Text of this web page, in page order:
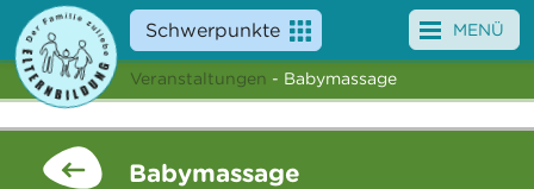
Schwerpunkte
Angebote
Veranstaltungen
MENÜ
Veranstaltungen - Babymassage
Babymassage